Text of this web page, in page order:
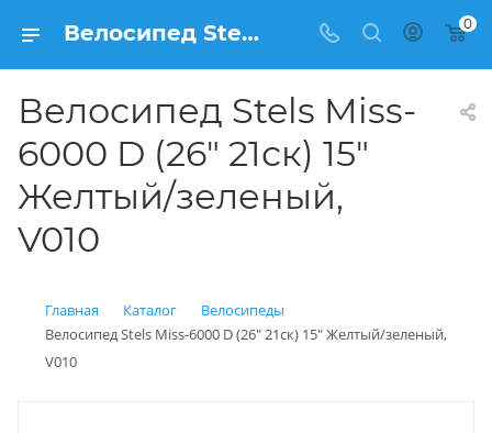
Велосипед Stels Miss-6000 D (26" 21ск) 15" Желтый/зеленый, V010 купить: цена 22 990 рублей в Балашихе | Интернет магазин Вело150 0
Велосипед Stels Miss-
6000 D (26" 21ск) 15"
Желтый/зеленый,
V010
Главная Каталог
Велосипеды
Велосипед Stels Miss-6000 D (26" 21ск) 15" Желтый/зеленый,
V010